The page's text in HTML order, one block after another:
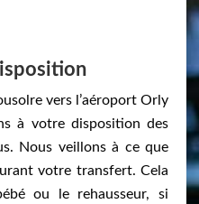
vers l’aéroport Orly
à votre disposition des
Nous veillons à ce que
votre transfert. Cela
ou le rehausseur, si